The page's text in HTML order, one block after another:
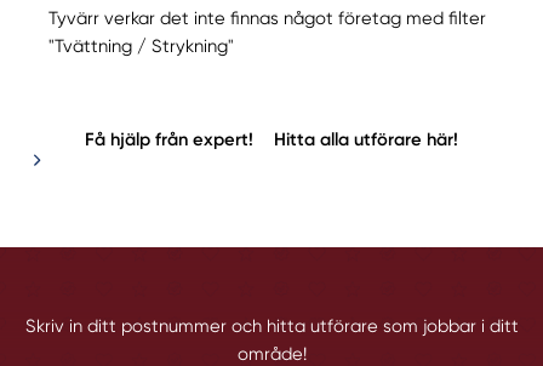
Tyvärr verkar det inte finnas något företag med filter
"Tvättning / Strykning"
Få hjälp från expert! Hitta alla utförare här!
Skriv in ditt postnummer och hitta utförare som jobbar i ditt
område!